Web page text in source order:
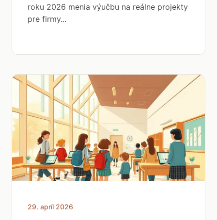
roku 2026 menia výučbu na reálne projekty
pre firmy...
29. apríl 2026